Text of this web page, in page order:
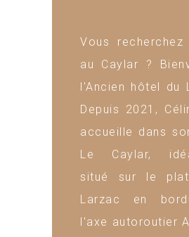
Vous
au Caylar ?
l'Ancien hôtel du
Depuis 2021,
accueille dans
Le Caylar,
situé sur le
Larzac
en
l'axe autoroutier